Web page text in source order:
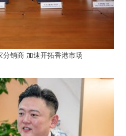
分销商 加速开拓香港市场